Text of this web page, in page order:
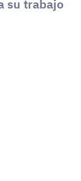
su trabajo